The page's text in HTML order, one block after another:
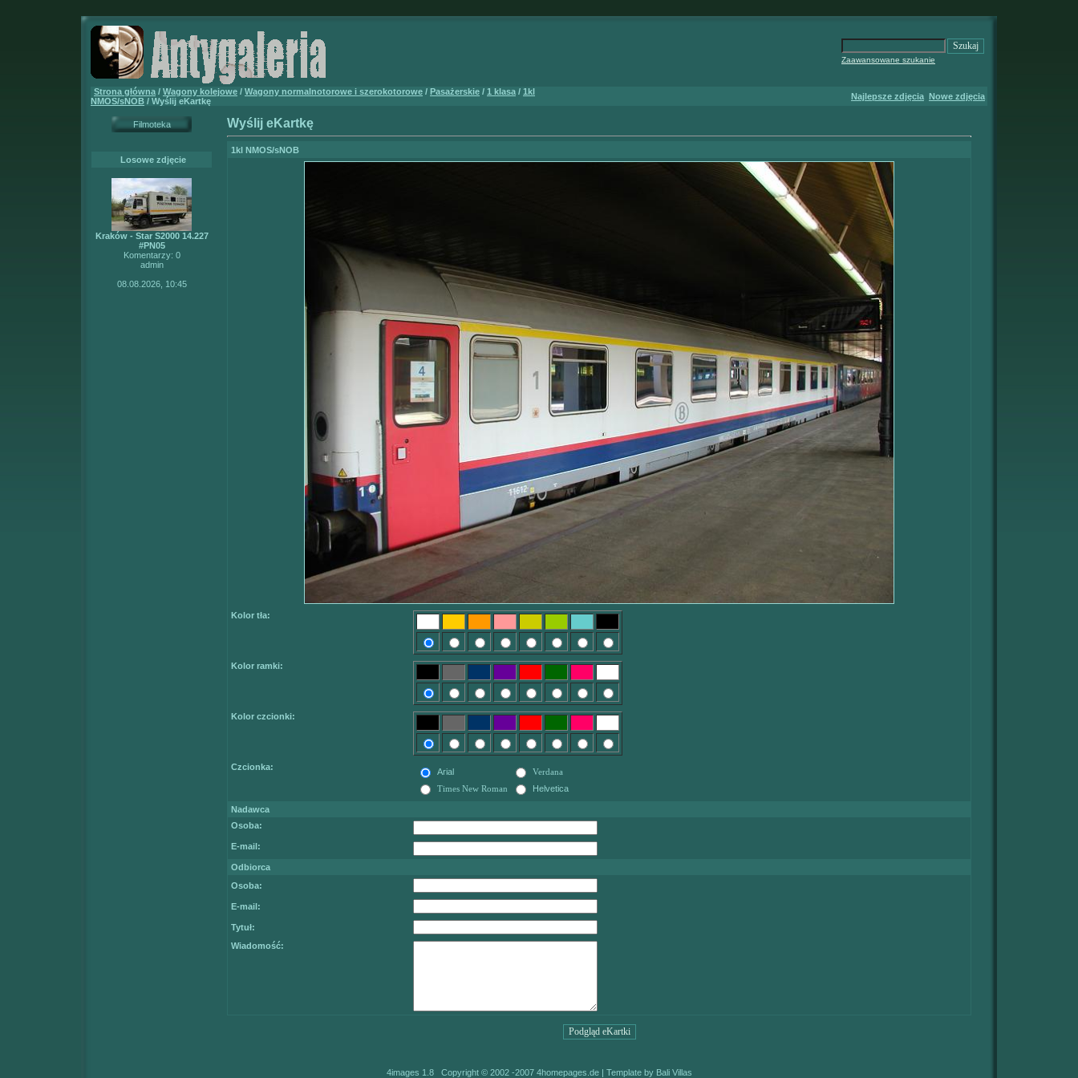
Zaawansowane szukanie
Strona główna / Wagony kolejowe / Wagony normalnotorowe i szerokotorowe / Pasażerskie / 1 klasa / 1kl
NMOS/sNOB / Wyślij eKartkę Najlepsze zdjęcia Nowe zdjęcia
Filmoteka
Losowe zdjęcie
Kraków - Star S2000 14.227
#PN05
Komentarzy: 0
admin
08.08.2026, 10:45
Wyślij eKartkę
1kl NMOS/sNOB
Kolor tła:
Kolor ramki:
Kolor czcionki:
Czcionka: Arial
Verdana
Times New Roman
Helvetica
Nadawca
Osoba:
E-mail:
Odbiorca
Osoba:
E-mail:
Tytuł:
Wiadomość:
4images 1.8 Copyright © 2002 -2007 4homepages.de| Template by Bali Villas